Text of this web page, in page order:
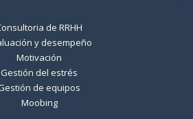
de RRHH
y desempeño
Motivación
Gestión del estrés
de equipos
Moobing